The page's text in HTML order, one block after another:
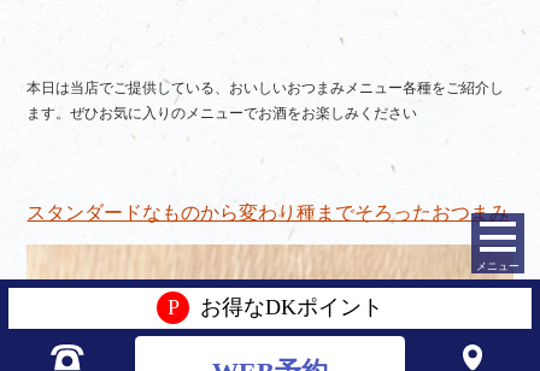
メニュー
本日は当店でご提供している、おいしいおつまみメニュー各種をご紹介し
ます。ぜひお気に入りのメニューでお酒をお楽しみください
スタンダードなものから変わり種までそろったおつまみ
P お得なDKポイント